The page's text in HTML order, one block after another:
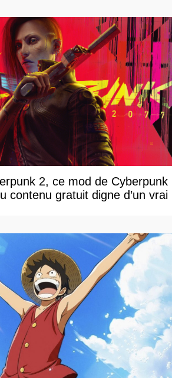
2, ce mod de Cyberpunk
contenu gratuit digne d’un vrai